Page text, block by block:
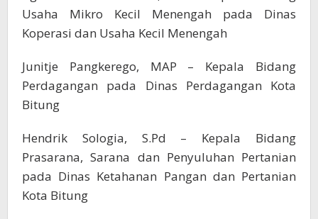
Usaha Mikro Kecil Menengah pada Dinas
Koperasi dan Usaha Kecil Menengah
Junitje Pangkerego, MAP – Kepala Bidang
Perdagangan pada Dinas Perdagangan Kota
Bitung
Hendrik Sologia, S.Pd – Kepala Bidang
Prasarana, Sarana dan Penyuluhan Pertanian
pada Dinas Ketahanan Pangan dan Pertanian
Kota Bitung